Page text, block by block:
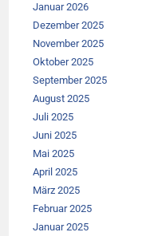
Januar 2026
Dezember 2025
November 2025
Oktober 2025
September 2025
August 2025
Juli 2025
Juni 2025
Mai 2025
April 2025
März 2025
Februar 2025
Januar 2025